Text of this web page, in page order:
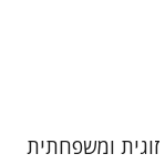
זוגית ומשפחתית